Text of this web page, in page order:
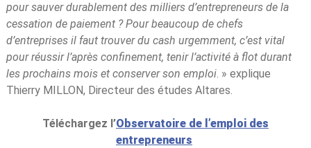
pour sauver durablement des milliers d’entrepreneurs de la
cessation de paiement ? Pour beaucoup de chefs
d’entreprises il faut trouver du cash urgemment, c’est vital
pour réussir l’après confinement, tenir l’activité à flot durant
les prochains mois et conserver son emploi. » explique
Thierry MILLON, Directeur des études Altares.
Téléchargez l’Observatoire de l’emploi des
entrepreneurs